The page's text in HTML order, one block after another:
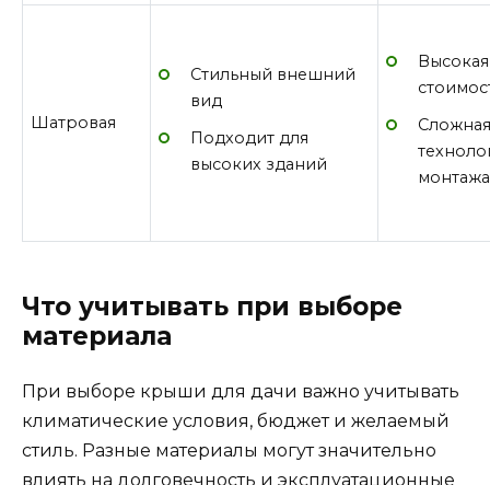
Шатровая
Стильный внешний
вид
Подходит для
высоких зданий
Высокая
Сложная
монтажа
Что учитывать при выборе
материала
При выборе крыши для дачи важно учитывать
климатические условия, бюджет и желаемый
стиль. Разные материалы могут значительно
влиять на долговечность и эксплуатационные